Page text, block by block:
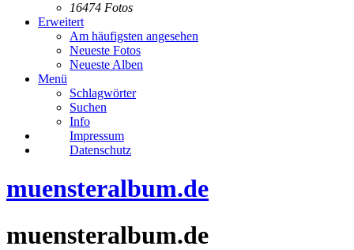
16474 Fotos
Erweitert
Am häufigsten angesehen
Neueste Fotos
Neueste Alben
Menü
Schlagwörter
Suchen
Info
Impressum
Datenschutz
muensteralbum.de
muensteralbum.de